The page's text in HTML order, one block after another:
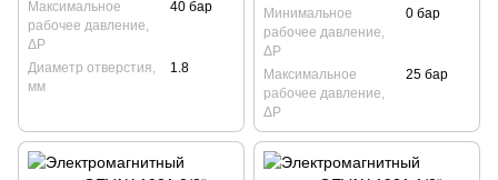
Максимальное
рабочее давление,
ΔP
40 бар
Диаметр отверстия,
мм
1.8
Минимальное
рабочее давление,
ΔP
0 бар
Максимальное
рабочее давление,
ΔP
25 бар